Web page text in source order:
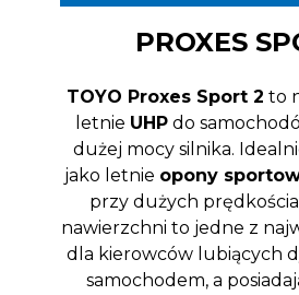
PROXES
TOYO Proxes Sport 2 to
letnie UHPdo
dużej mocy silnika.
jako letnie opony
przy dużych
nawierzchni to jedne z
dla kierowców lubiących
samochodem, a